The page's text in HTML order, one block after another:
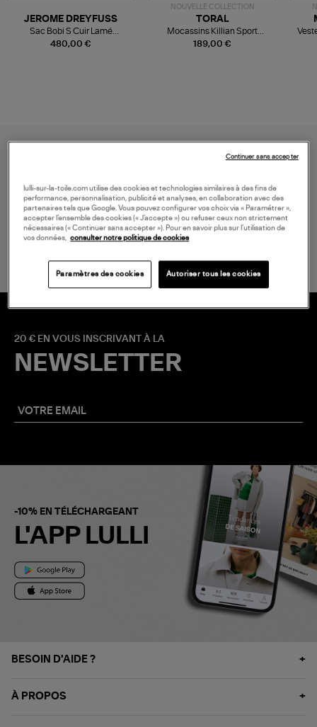
480,00 €
JEROME DREYFUSS
Sac Bobi S Cuir Lamé
Champagne
NOUVELLE COLLECTION
189,00 €
TORAL
Mocassins Killian Sport
Mousse
LIVRAISON GRATUITE
à partir de 150€ d'achats*
20 € EN VOUS INSCRIVANT À LA
NEWSLETTER
-10% EN TÉLÉCHARGEANT
L'APP LULLI
BESOIN D'AIDE ?
À PROPOS
lulli-sur-la-toile.com utilise des cookies et technologies similaires à des fins de
performance, personnalisation, publicité et analyses, en collaboration avec des
partenaires tels que Google. Vous pouvez configurer vos choix via « Paramétrer »,
accepter l’ensemble des cookies (« J’accepte ») ou refuser ceux non strictement
nécessaires (« Continuer sans accepter »). Pour en savoir plus sur l’utilisation de
vos données, consulter notre politique de cookies
Paramètres des cookies Autoriser tous les cookies
Continuer sans accepter